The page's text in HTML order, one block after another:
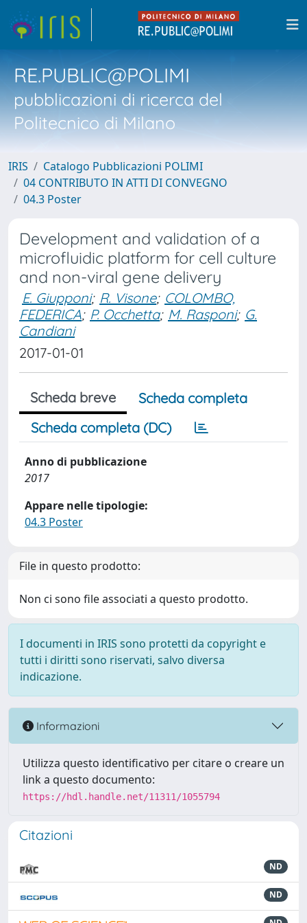
RE.PUBLIC@POLIMI
pubblicazioni di ricerca del
Politecnico di Milano
IRIS
Catalogo Pubblicazioni POLIMI
04 CONTRIBUTO IN ATTI DI CONVEGNO
04.3 Poster
Development and validation of a
microfluidic platform for cell culture
and non-viral gene delivery
E. Giupponi; R. Visone; COLOMBO,
FEDERICA; P. Occhetta; M. Rasponi; G.
Candiani
2017-01-01
Scheda breve
Scheda completa
Scheda completa (DC)
Anno di pubblicazione
2017
Appare nelle tipologie:
04.3 Poster
File in questo prodotto:
Non ci sono file associati a questo prodotto.
I documenti in IRIS sono protetti da copyright e
tutti i diritti sono riservati, salvo diversa
indicazione.
Informazioni
Utilizza questo identificativo per citare o creare un
link a questo documento:
https://hdl.handle.net/11311/1055794
Citazioni
ND
ND